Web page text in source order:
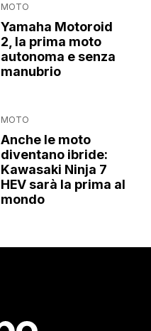
MOTO
Yamaha Motoroid
2, la prima moto
autonoma e senza
manubrio
MOTO
Anche le moto
diventano ibride:
Kawasaki Ninja 7
HEV sarà la prima al
mondo